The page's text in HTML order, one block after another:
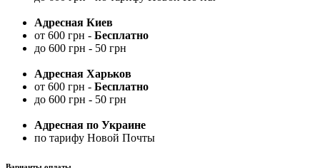
Адресная Киев
от 600 грн - Бесплатно
до 600 грн - 50 грн
Адресная Харьков
от 600 грн - Бесплатно
до 600 грн - 50 грн
Адресная по Украине
по тарифу Новой Почты